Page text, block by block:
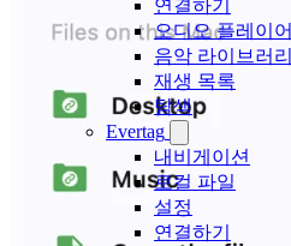
연결하기
오디오 플레이어
음악 라이브러리
재생 목록
탐색
Evertag
내비게이션
로컬 파일
설정
연결하기